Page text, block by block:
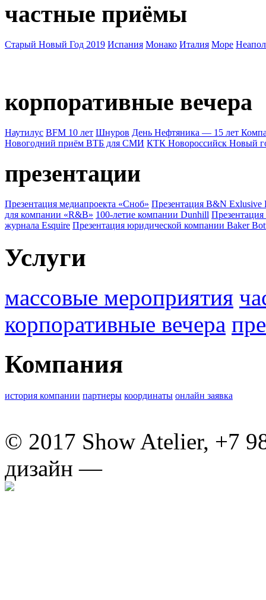
частные приёмы
Старый Новый Год 2019 Испания Монако Италия Море
корпоративные вечера
Наутилус BFM 10 лет Шнуров День Нефтяника — 15 лет
Новогодний приём ВТБ для СМИ КТК Новороссийск Новый
презентации
Презентация медиапроекта «Сноб» Презентация B&N Exlusive
для компании «R&B» 100-летие компании Dunhill
журнала Esquire Презентация юридической компании Baker
Услуги
массовые мероприятия
корпоративные вечера
Компания
история компании партнеры координаты онлайн заявка
© 2017 Show Atelier, +7
дизайн —